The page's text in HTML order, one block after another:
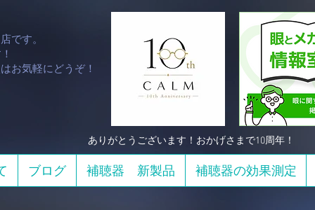
です。
お気軽にどうぞ！
ブログ 補聴器 新製品 補聴器の効果測定
​ありがとうございます！おかげさまで10周年！